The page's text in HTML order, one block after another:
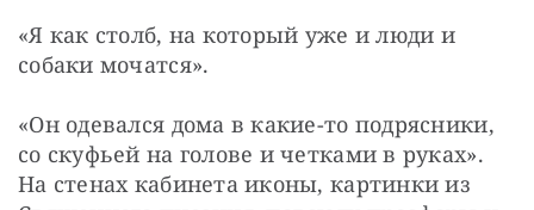
«Я как столб, на который уже и люди и
собаки мочатся».
«Он одевался дома в какие-то подрясники,
со скуфьей на голове и четками в руках».
На стенах кабинета иконы, картинки из